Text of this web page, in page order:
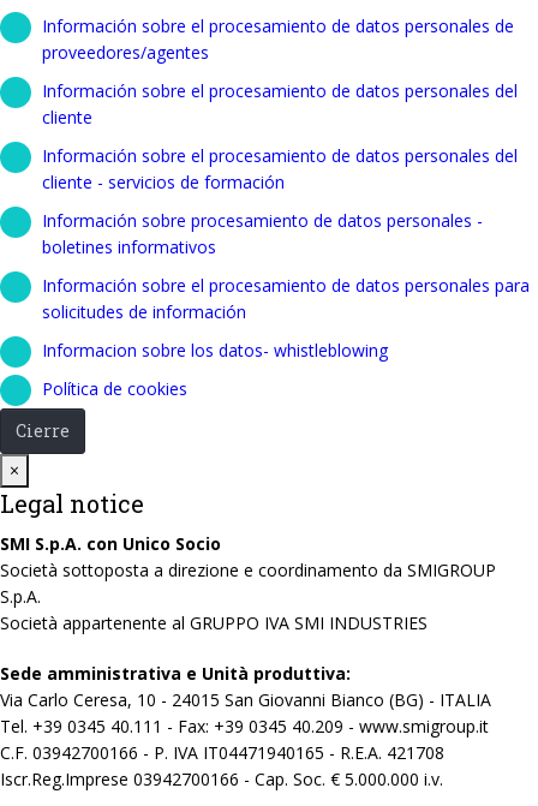
Información sobre el procesamiento de datos personales de
proveedores/agentes
Información sobre el procesamiento de datos personales del
cliente
Información sobre el procesamiento de datos personales del
cliente - servicios de formación
Información sobre procesamiento de datos personales -
boletines informativos
Información sobre el procesamiento de datos personales para
solicitudes de información
Informacion sobre los datos- whistleblowing
Política de cookies
Cierre
×
Legal notice
SMI S.p.A. con Unico Socio
Società sottoposta a direzione e coordinamento da SMIGROUP
S.p.A.
Società appartenente al GRUPPO IVA SMI INDUSTRIES
Sede amministrativa e Unità produttiva:
Via Carlo Ceresa, 10 - 24015 San Giovanni Bianco (BG) - ITALIA
Tel. +39 0345 40.111 - Fax: +39 0345 40.209 - www.smigroup.it
C.F. 03942700166 - P. IVA IT04471940165 - R.E.A. 421708
Iscr.Reg.Imprese 03942700166 - Cap. Soc. € 5.000.000 i.v.